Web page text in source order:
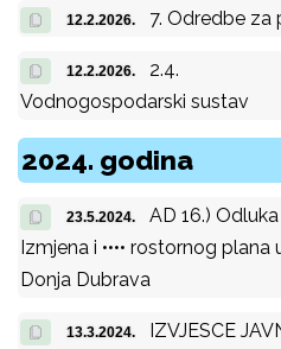
12.2.2026. 7. Odredbe za
12.2.2026.
2.4.
Vodnogospodarski sustav
2024. godina
23.5.2024.
AD 16.)
Izmjena i •••• rostornog
Donja Dubrava
13.3.2024.
IZVJESCE